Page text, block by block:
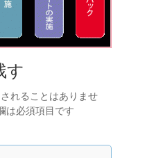
す
れることはありませ
は必須項目です